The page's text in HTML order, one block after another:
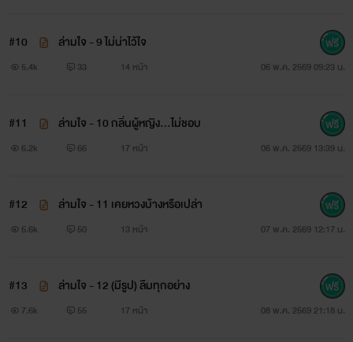
#10 ล่ามใจ - 9 ไม่น่าไว้ใจ
5.4k 33 14 หน้า 06 พ.ค. 2569 09:23 น.
#11 ล่ามใจ - 10 กลิ่นผู้หญิง…ไม่ชอบ
6.2k 66 17 หน้า 06 พ.ค. 2569 13:39 น.
#12 ล่ามใจ - 11 เคยหวงบ้างหรือเปล่า
5.6k 50 13 หน้า 07 พ.ค. 2569 12:17 น.
#13 ล่ามใจ - 12 (มีรูป) ลืมทุกอย่าง
7.6k 55 17 หน้า 08 พ.ค. 2569 21:18 น.